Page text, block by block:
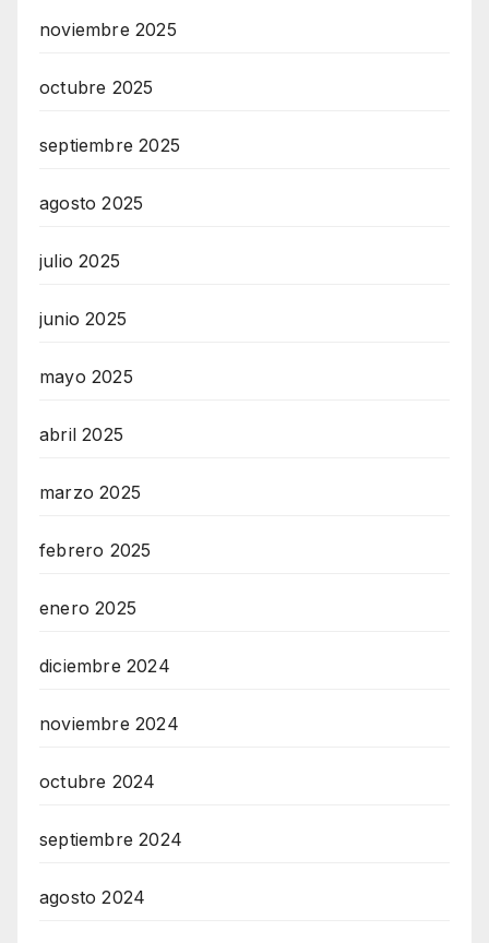
noviembre 2025
octubre 2025
septiembre 2025
agosto 2025
julio 2025
junio 2025
mayo 2025
abril 2025
marzo 2025
febrero 2025
enero 2025
diciembre 2024
noviembre 2024
octubre 2024
septiembre 2024
agosto 2024